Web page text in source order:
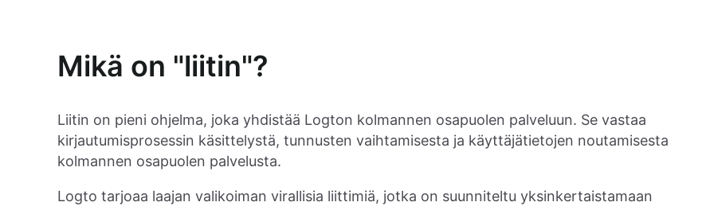
Mikä on "liitin"?
Liitin on pieni ohjelma, joka yhdistää Logton kolmannen osapuolen palveluun. Se vastaa
kirjautumisprosessin käsittelystä, tunnusten vaihtamisesta ja käyttäjätietojen noutamisesta
kolmannen osapuolen palvelusta.
Logto tarjoaa laajan valikoiman virallisia liittimiä, jotka on suunniteltu yksinkertaistamaan